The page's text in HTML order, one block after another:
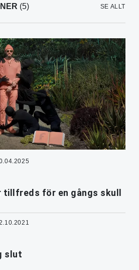
(5) SE ALLT
tillfreds för en gångs skull
slut